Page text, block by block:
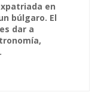
en
búlgaro. El
dar a